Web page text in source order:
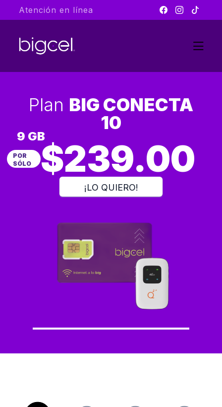
Atención en línea
Plan BIG CONECTA
10
9 GB
POR
SÓLO
$239.00
¡LO QUIERO!